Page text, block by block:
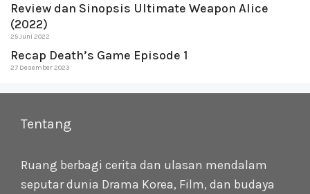
Review dan Sinopsis Ultimate Weapon Alice
(2022)
25 Juni 2022
Recap Death’s Game Episode 1
27 Desember 2023
Tentang
Ruang berbagi cerita dan ulasan mendalam
seputar dunia Drama Korea, Film, dan budaya